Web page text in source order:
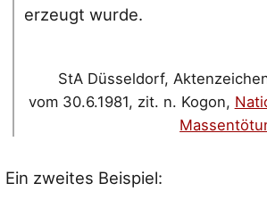
erzeugt wurde.
StA Düsseldorf,
vom 30.6.1981, zit. n. Kogon,
Ein zweites Beispiel: